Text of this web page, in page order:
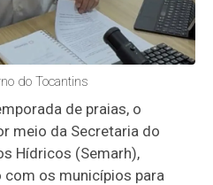
do Tocantins
de praias, o
meio da Secretaria do
Hídricos (Semarh),
os municípios para